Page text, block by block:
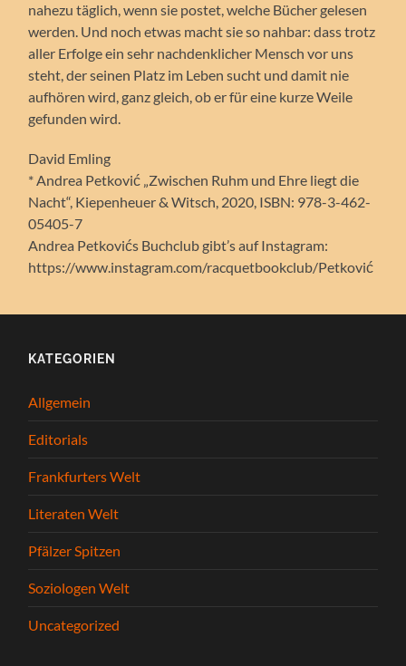
nahezu täglich, wenn sie postet, welche Bücher gelesen
werden. Und noch etwas macht sie so nahbar: dass trotz
aller Erfolge ein sehr nachdenklicher Mensch vor uns
steht, der seinen Platz im Leben sucht und damit nie
aufhören wird, ganz gleich, ob er für eine kurze Weile
gefunden wird.
David Emling
* Andrea Petković „Zwischen Ruhm und Ehre liegt die
Nacht“, Kiepenheuer & Witsch, 2020, ISBN: 978-3-462-
05405-7
Andrea Petkovićs Buchclub gibt’s auf Instagram:
https://www.instagram.com/racquetbookclub/Petković
KATEGORIEN
Allgemein
Editorials
Frankfurters Welt
Literaten Welt
Pfälzer Spitzen
Soziologen Welt
Uncategorized